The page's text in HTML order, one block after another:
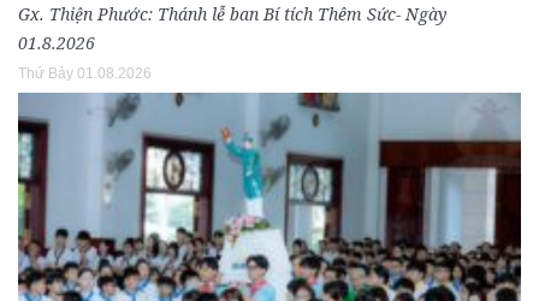
Gx. Thiện Phước: Thánh lễ ban Bí tích Thêm Sức- Ngày
01.8.2026
Thứ Bảy 01.08.2026